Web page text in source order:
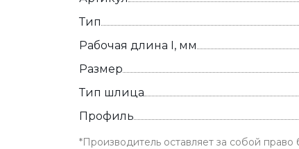
Тип
Рабочая длина I, мм
Размер
Тип шлица
Профиль
*Производитель оставляет за собой